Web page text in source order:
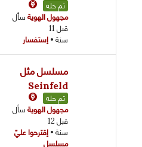
تم حله
مجهول الهويةسأل
قبل 11
سنة• إستفسار
مسلسل مثل
Seinfeld
تم حله
مجهول الهويةسأل
قبل 12
سنة• إقترحوا عليّ
مسلسل